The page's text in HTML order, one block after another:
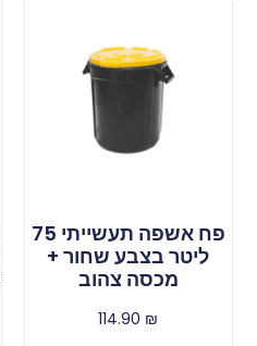
פח אשפה תעשייתי 75
ליטר בצבע שחור +
מכסה צהוב
114.90 ₪